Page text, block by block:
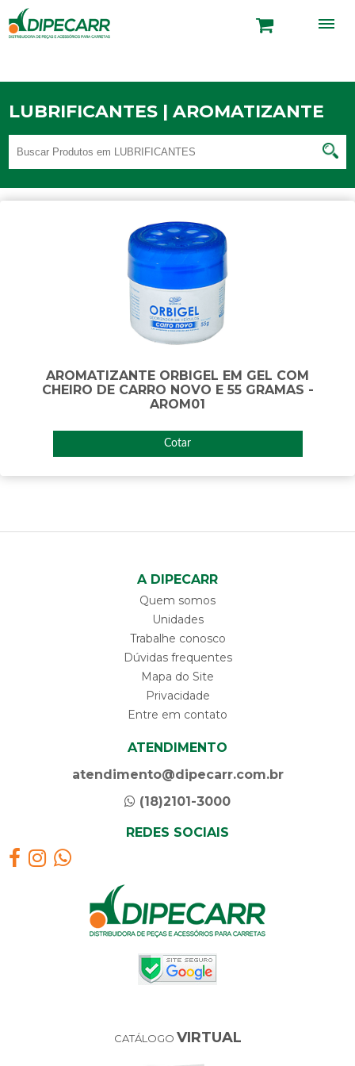
LUBRIFICANTES | AROMATIZANTE
AROMATIZANTE ORBIGEL EM GEL COM
CHEIRO DE CARRO NOVO E 55 GRAMAS -
AROM01
Cotar
A DIPECARR
Quem somos
Unidades
Trabalhe conosco
Dúvidas frequentes
Mapa do Site
Privacidade
Entre em contato
ATENDIMENTO
atendimento@dipecarr.com.br
(18)2101-3000
REDES SOCIAIS
CATÁLOGO VIRTUAL